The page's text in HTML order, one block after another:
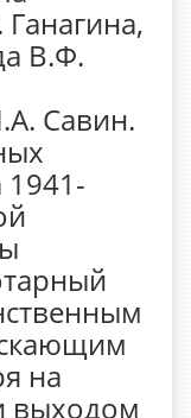
В.Ф.
Савин.
1941-
на
выходом